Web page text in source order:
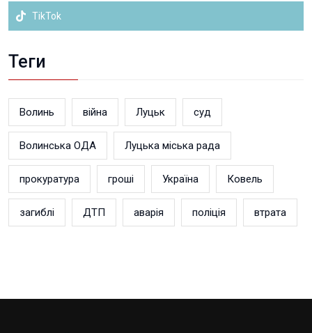
TikTok
Теги
Волинь війна Луцьк суд
Волинська ОДА Луцька міська рада
прокуратура гроші Україна Ковель
загиблі ДТП аварія поліція втрата